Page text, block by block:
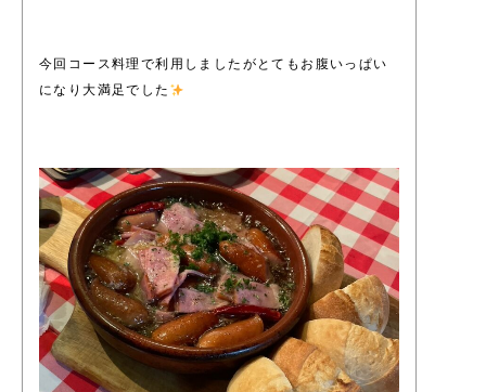
今回コース料理で利用しましたがとてもお腹いっぱい
になり大満足でした